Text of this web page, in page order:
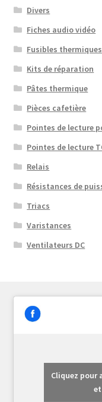
Divers
Fiches audio vidéo
Fusibles thermiques
Kits de réparation
Pâtes thermique
Pièces cafetière
Pointes de lecture
Pointes de lecture
Relais
Résistances de
Triacs
Varistances
Ventilateurs DC
Cliquez pour